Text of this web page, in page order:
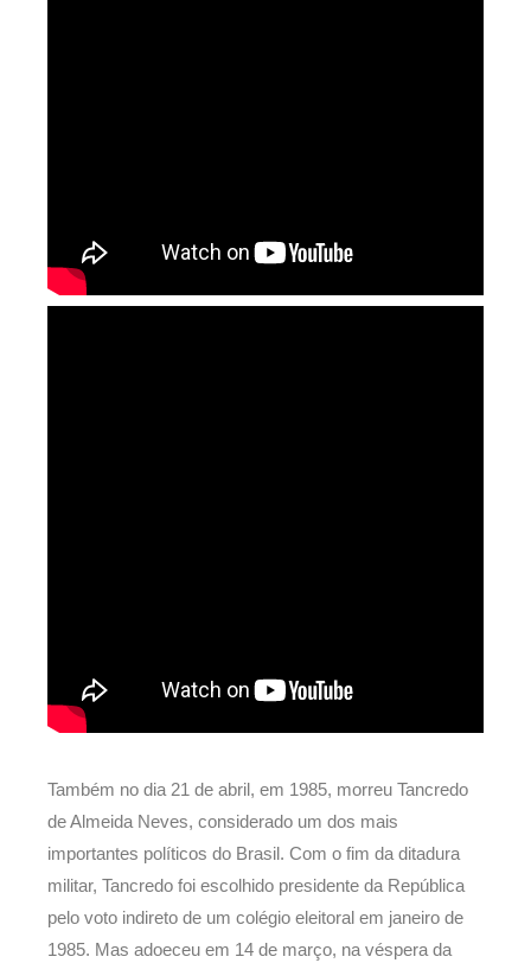
Também no dia 21 de abril, em 1985, morreu Tancredo
de Almeida Neves, considerado um dos mais
importantes políticos do Brasil. Com o fim da ditadura
militar, Tancredo foi escolhido presidente da República
pelo voto indireto de um colégio eleitoral em janeiro de
1985. Mas adoeceu em 14 de março, na véspera da